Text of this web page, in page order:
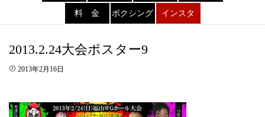
料 金 ボクシング インスタ
2013.2.24大会ポスター9
2013年2月16日